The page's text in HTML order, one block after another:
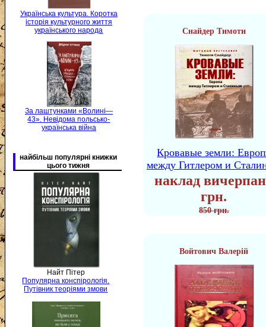
Українська культура. Коротка
історія культурного життя
українського народа
За лаштунками «Волині—
43». Невідома польсько-
українська війна
найбільш популярні книжки
цього тижня
Найт Пітер
Популярна конспірологія.
Путівник теоріями змови
Снайдер Тимоти
Кровавые земли:
между Гитлером и
наклад
грн.
850 грн.
Войтович Валерій